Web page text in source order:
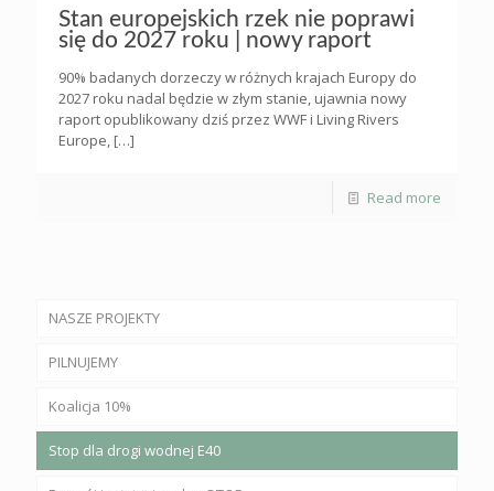
Stan europejskich rzek nie poprawi
się do 2027 roku | nowy raport
90% badanych dorzeczy w różnych krajach Europy do
2027 roku nadal będzie w złym stanie, ujawnia nowy
raport opublikowany dziś przez WWF i Living Rivers
Europe, […]
Read more
NASZE PROJEKTY
PILNUJEMY
Koalicja 10%
Stop dla drogi wodnej E40